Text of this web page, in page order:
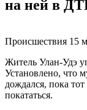
на ней в
Происшествия 15
Житель Улан-Удэ
Установлено, что
дождался, пока
покататься.